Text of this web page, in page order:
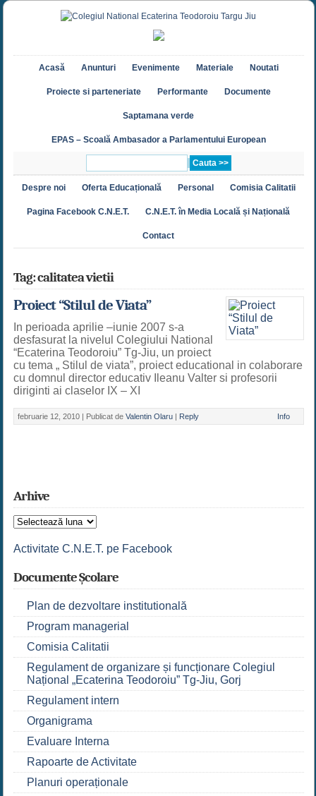
Acasă Anunturi Evenimente Materiale Noutati
Proiecte si parteneriate Performante Documente
Saptamana verde
EPAS – Scoală Ambasador a Parlamentului European
Despre noi Oferta Educațională Personal Comisia Calitatii
Pagina Facebook C.N.E.T. C.N.E.T. în Media Locală și Națională
Contact
Tag: calitatea vietii
Proiect “Stilul de Viata”
In perioada aprilie –iunie 2007 s-a
desfasurat la nivelul Colegiului National
“Ecaterina Teodoroiu” Tg-Jiu, un proiect
cu tema „ Stilul de viata”, proiect educational in colaborare
cu domnul director educativ Ileanu Valter si profesorii
diriginti ai claselor IX – XI
februarie 12, 2010 | Publicat de Valentin Olaru Reply Info
Arhive
Arhive
Activitate C.N.E.T. pe Facebook
Documente Școlare
Plan de dezvoltare institutională
Program managerial
Comisia Calitatii
Regulament de organizare și funcționare Colegiul
Național „Ecaterina Teodoroiu” Tg-Jiu, Gorj
Regulament intern
Organigrama
Evaluare Interna
Rapoarte de Activitate
Planuri operaționale